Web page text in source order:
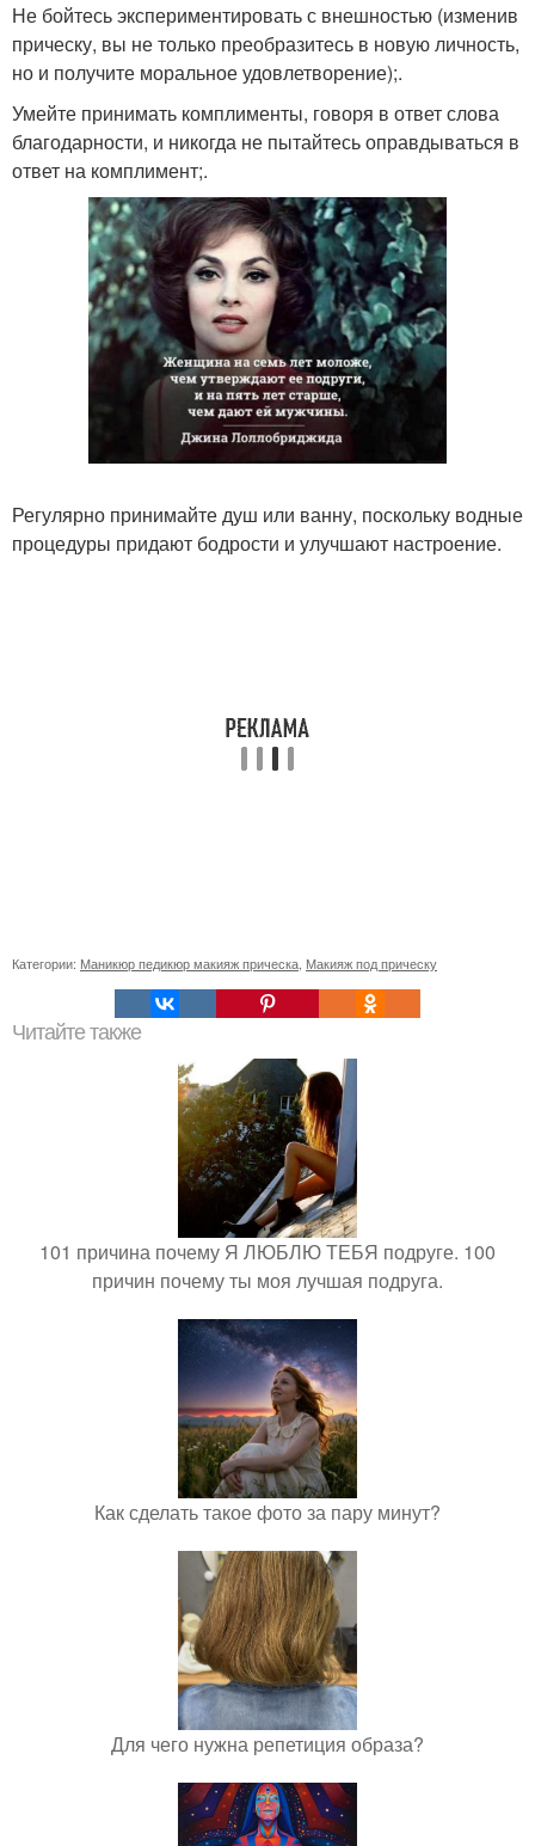
Не бойтесь экспериментировать с внешностью (изменив
прическу, вы не только преобразитесь в новую личность,
но и получите моральное удовлетворение);.
Умейте принимать комплименты, говоря в ответ слова
благодарности, и никогда не пытайтесь оправдываться в
ответ на комплимент;.
Регулярно принимайте душ или ванну, поскольку водные
процедуры придают бодрости и улучшают настроение.
Категории: Маникюр педикюр макияж прическа Макияж под прическу
Читайте также
101 причина почему Я ЛЮБЛЮ ТЕБЯ подруге. 100
причин почему ты моя лучшая подруга.
Как сделать такое фото за пару минут?
Для чего нужна репетиция образа?